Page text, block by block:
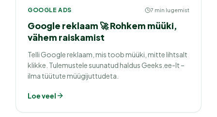
GOOGLE ADS 7 min lugemist
Google reklaam 🚀 Rohkem müüki,
vähem raiskamist
Telli Google reklaam, mis toob müüki, mitte lihtsalt
klikke. Tulemustele suunatud haldus Geeks.ee-lt –
ilma tüütute müügijuttudeta.
Loe veel